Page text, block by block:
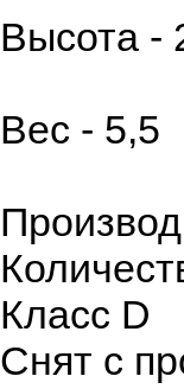
Высота -
Вес - 5,5
Класс D
Снят с